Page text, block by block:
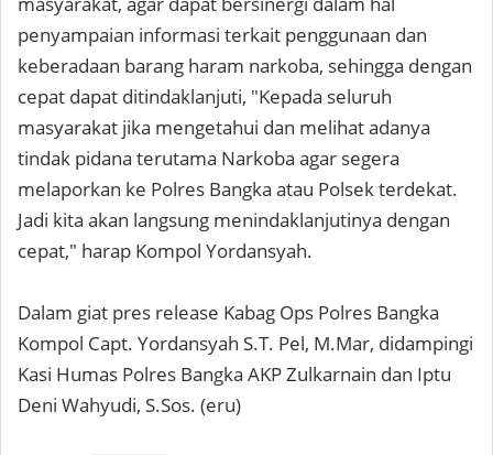
penyampaian informasi terkait penggunaan dan
keberadaan barang haram narkoba, sehingga dengan
cepat dapat ditindaklanjuti, "Kepada seluruh
masyarakat jika mengetahui dan melihat adanya
tindak pidana terutama Narkoba agar segera
melaporkan ke Polres Bangka atau Polsek terdekat.
Jadi kita akan langsung menindaklanjutinya dengan
cepat," harap Kompol Yordansyah.
Dalam giat pres release Kabag Ops Polres Bangka
Kompol Capt. Yordansyah S.T. Pel, M.Mar, didampingi
Kasi Humas Polres Bangka AKP Zulkarnain dan Iptu
Deni Wahyudi, S.Sos. (eru)